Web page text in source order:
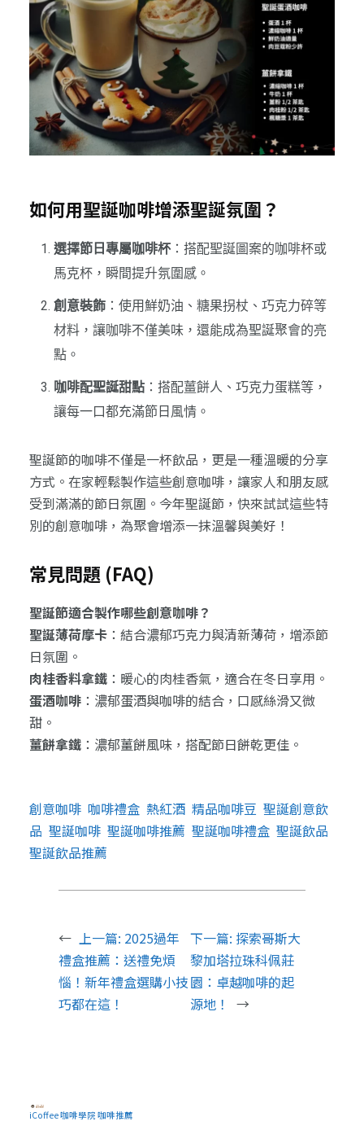
如何用聖誕咖啡增添聖誕氛圍？
選擇節日專屬咖啡杯：搭配聖誕圖案的咖啡杯或
馬克杯，瞬間提升氛圍感。
創意裝飾：使用鮮奶油、糖果拐杖、巧克力碎等
材料，讓咖啡不僅美味，還能成為聖誕聚會的亮
點。
咖啡配聖誕甜點：搭配薑餅人、巧克力蛋糕等，
讓每一口都充滿節日風情。
聖誕節的咖啡不僅是一杯飲品，更是一種溫暖的分享
方式。在家輕鬆製作這些創意咖啡，讓家人和朋友感
受到滿滿的節日氛圍。今年聖誕節，快來試試這些特
別的創意咖啡，為聚會增添一抹溫馨與美好！
常見問題 (FAQ)
聖誕節適合製作哪些創意咖啡？
聖誕薄荷摩卡：結合濃郁巧克力與清新薄荷，增添節
日氛圍。
肉桂香料拿鐵：暖心的肉桂香氣，適合在冬日享用。
蛋酒咖啡：濃郁蛋酒與咖啡的結合，口感絲滑又微
甜。
薑餅拿鐵：濃郁薑餅風味，搭配節日餅乾更佳。
創意咖啡 咖啡禮盒 熱紅酒 精品咖啡豆 聖誕創意飲
品 聖誕咖啡 聖誕咖啡推薦 聖誕咖啡禮盒 聖誕飲品
聖誕飲品推薦
← 上一篇: 2025過年
禮盒推薦：送禮免煩
惱！新年禮盒選購小技
巧都在這！
下一篇: 探索哥斯大
黎加塔拉珠科佩莊
園：卓越咖啡的起
源地！
→
iCoffee 咖啡學院 咖啡推薦